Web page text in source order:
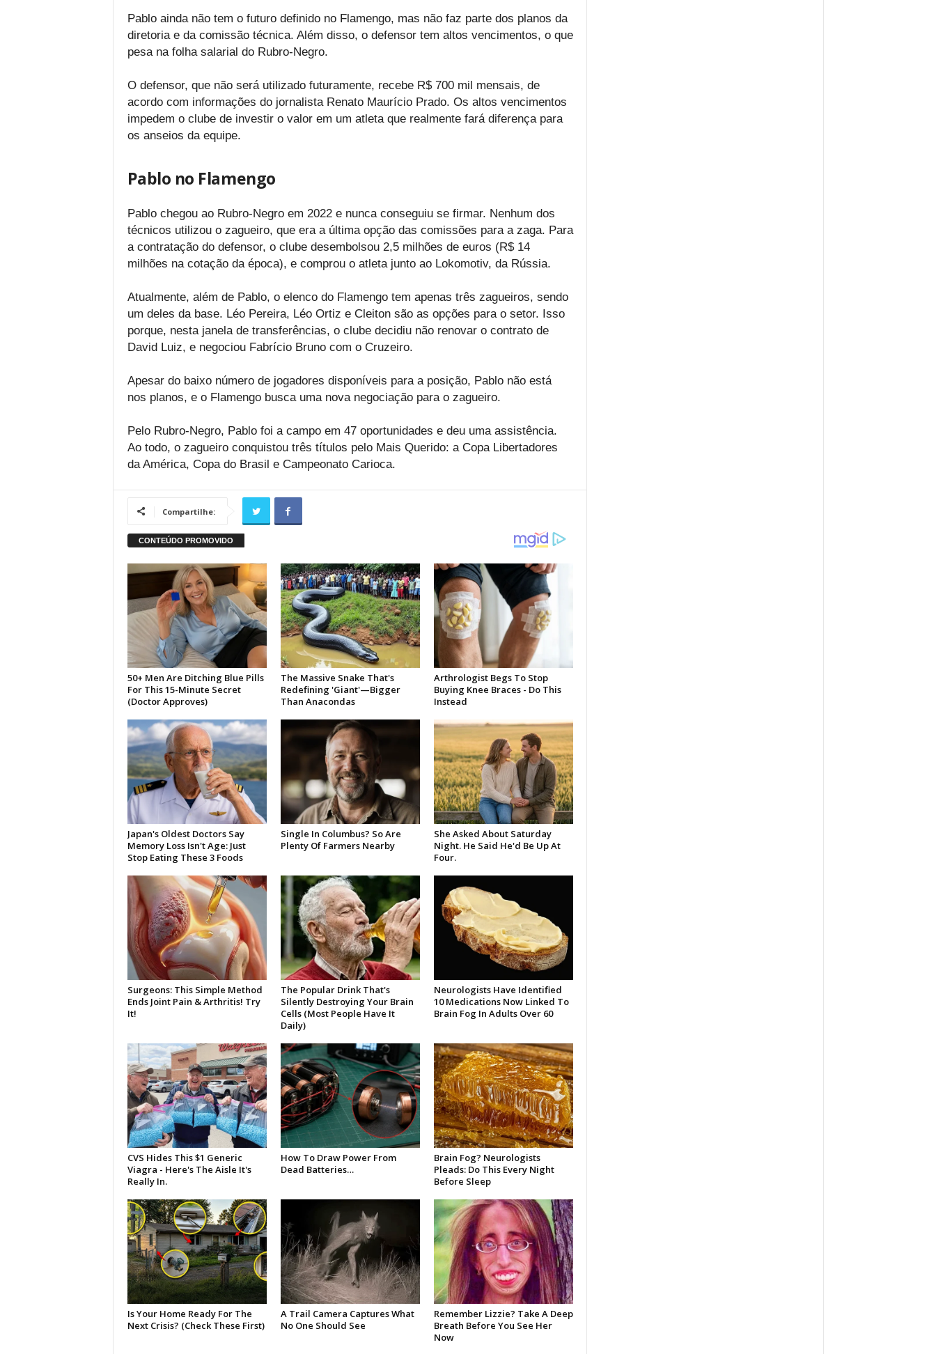
Pablo ainda não tem o futuro definido no Flamengo, mas não faz parte dos planos da
diretoria e da comissão técnica. Além disso, o defensor tem altos vencimentos, o que
pesa na folha salarial do Rubro-Negro.
O defensor, que não será utilizado futuramente, recebe R$ 700 mil mensais, de
acordo com informações do jornalista Renato Maurício Prado. Os altos vencimentos
impedem o clube de investir o valor em um atleta que realmente fará diferença para
os anseios da equipe.
Pablo no Flamengo
Pablo chegou ao Rubro-Negro em 2022 e nunca conseguiu se firmar. Nenhum dos
técnicos utilizou o zagueiro, que era a última opção das comissões para a zaga. Para
a contratação do defensor, o clube desembolsou 2,5 milhões de euros (R$ 14
milhões na cotação da época), e comprou o atleta junto ao Lokomotiv, da Rússia.
Atualmente, além de Pablo, o elenco do Flamengo tem apenas três zagueiros, sendo
um deles da base. Léo Pereira, Léo Ortiz e Cleiton são as opções para o setor. Isso
porque, nesta janela de transferências, o clube decidiu não renovar o contrato de
David Luiz, e negociou Fabrício Bruno com o Cruzeiro.
Apesar do baixo número de jogadores disponíveis para a posição, Pablo não está
nos planos, e o Flamengo busca uma nova negociação para o zagueiro.
Pelo Rubro-Negro, Pablo foi a campo em 47 oportunidades e deu uma assistência.
Ao todo, o zagueiro conquistou três títulos pelo Mais Querido: a Copa Libertadores
da América, Copa do Brasil e Campeonato Carioca.
Compartilhe: